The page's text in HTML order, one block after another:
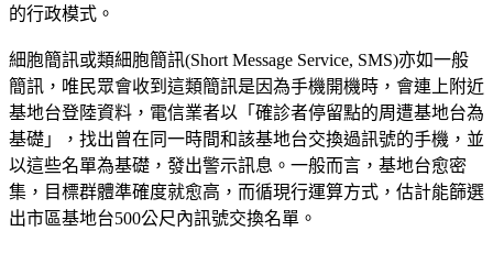
的行政模式。
細胞簡訊或類細胞簡訊(Short Message Service, SMS)亦如一般
簡訊，唯民眾會收到這類簡訊是因為手機開機時，會連上附近
基地台登陸資料，電信業者以「確診者停留點的周遭基地台為
基礎」，找出曾在同一時間和該基地台交換過訊號的手機，並
以這些名單為基礎，發出警示訊息。一般而言，基地台愈密
集，目標群體準確度就愈高，而循現行運算方式，估計能篩選
出市區基地台500公尺內訊號交換名單。